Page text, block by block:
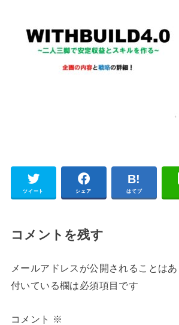
ツイート シェア はてブ
コメントを残す
メールアドレスが公開されることはあ
付いている欄は必須項目です
コメント ※